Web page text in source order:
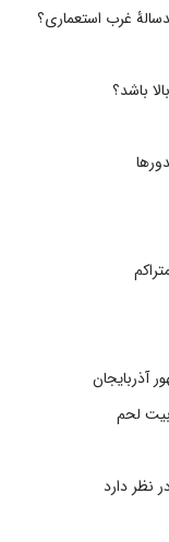
غرب استعماری؟
باشد؟
آذربایجان
لحم